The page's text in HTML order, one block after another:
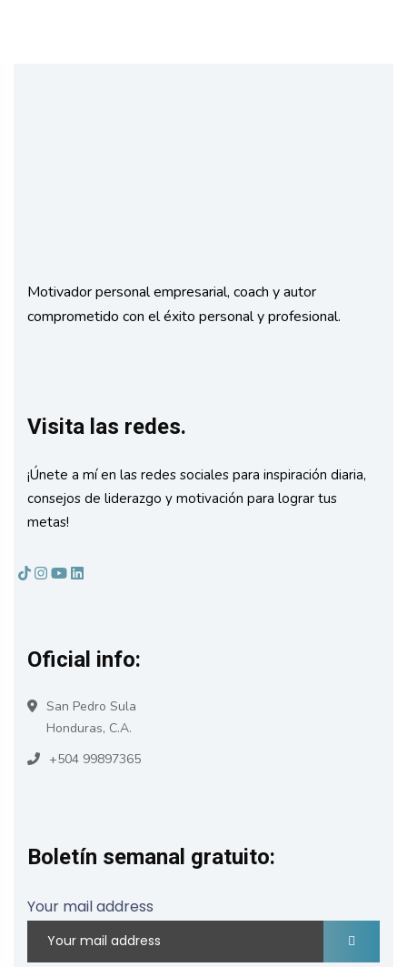
Motivador personal empresarial, coach y autor
comprometido con el éxito personal y profesional.
Visita las redes.
¡Únete a mí en las redes sociales para inspiración diaria,
consejos de liderazgo y motivación para lograr tus
metas!
Oficial info:
San Pedro Sula
Honduras, C.A.
+504 99897365
Boletín semanal gratuito:
Your mail address